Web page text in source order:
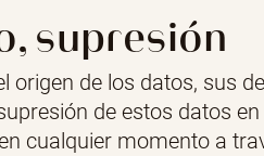
supresión
origen de los datos, sus
de estos datos
cualquier momento a